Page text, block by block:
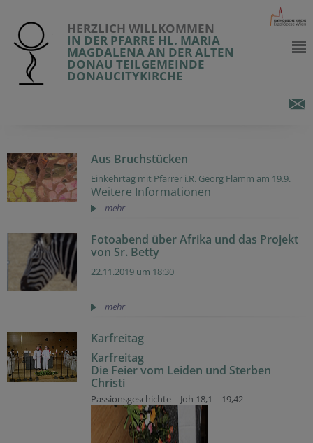
HERZLICH WILLKOMMEN
IN DER PFARRE HL. MARIA
MAGDALENA AN DER ALTEN
DONAU TEILGEMEINDE
DONAUCITYKIRCHE
Aus Bruchstücken
Einkehrtag mit Pfarrer i.R. Georg Flamm am 19.9.
Weitere Informationen
mehr
Fotoabend über Afrika und das Projekt
von Sr. Betty
22.11.2019 um 18:30
mehr
Karfreitag
Karfreitag
Die Feier vom Leiden und Sterben
Christi
Passionsgeschichte – Joh 18,1 – 19,42